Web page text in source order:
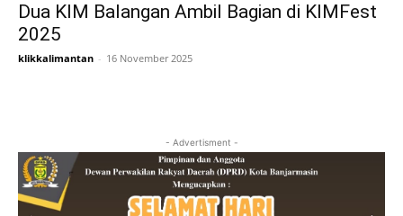
Dua KIM Balangan Ambil Bagian di KIMFest
2025
klikkalimantan - 16 November 2025
- Advertisment -